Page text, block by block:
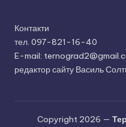
Контакти
тел. 097-821-16-40
E-mail:
редактор сайту Василь
Copyright 2026 —